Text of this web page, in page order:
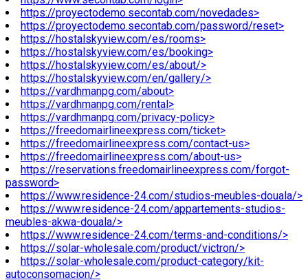
https://proyectodemo.secontab.com/novedades>
https://proyectodemo.secontab.com/password/reset>
https://hostalskyview.com/es/rooms>
https://hostalskyview.com/es/booking>
https://hostalskyview.com/es/about/>
https://hostalskyview.com/en/gallery/>
https://vardhmanpg.com/about>
https://vardhmanpg.com/rental>
https://vardhmanpg.com/privacy-policy>
https://freedomairlineexpress.com/ticket>
https://freedomairlineexpress.com/contact-us>
https://freedomairlineexpress.com/about-us>
https://reservations.freedomairlineexpress.com/forgot-
password>
https://www.residence-24.com/studios-meubles-douala/>
https://www.residence-24.com/appartements-studios-
meubles-akwa-douala/>
https://www.residence-24.com/terms-and-conditions/>
https://solar-wholesale.com/product/victron/>
https://solar-wholesale.com/product-category/kit-
autoconsomacion/>